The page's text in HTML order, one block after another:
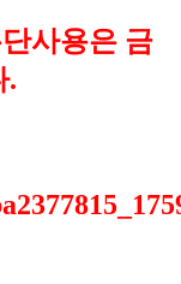
사용은 금
.